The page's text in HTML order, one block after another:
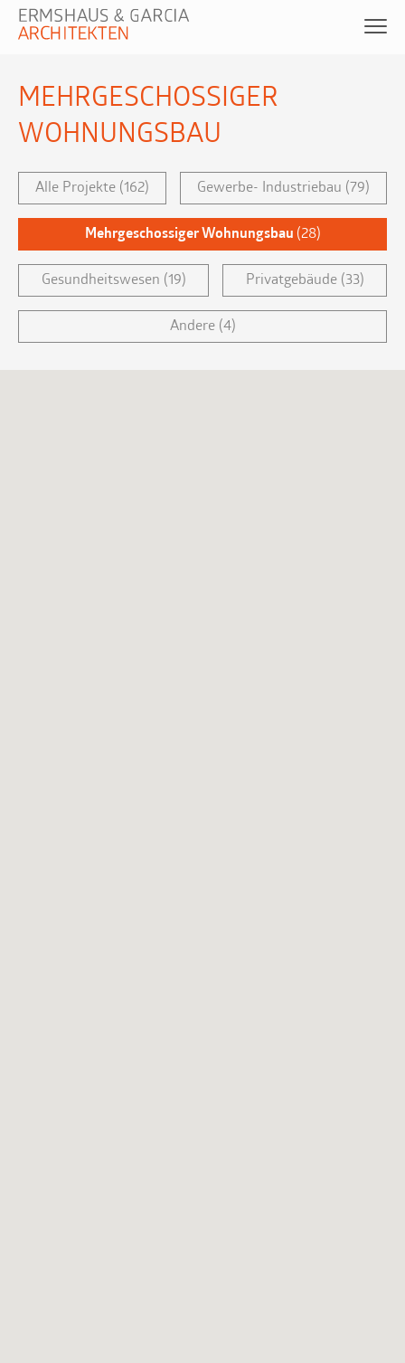
MEHRGESCHOSSIGER
WOHNUNGSBAU
Alle Projekte (162) Gewerbe- Industriebau (79)
Mehrgeschossiger Wohnungsbau (28)
Gesundheitswesen (19) Privatgebäude (33)
Andere (4)